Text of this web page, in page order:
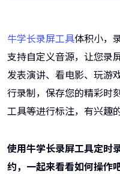
牛学长录屏工具体积小，
支持自定义音源，让您录
发表演讲、看电影、玩游
行录制，保存您的精彩时
工具等进行标注，有兴趣
使用牛学长录屏工具定时
约，一起来看看如何操作吧